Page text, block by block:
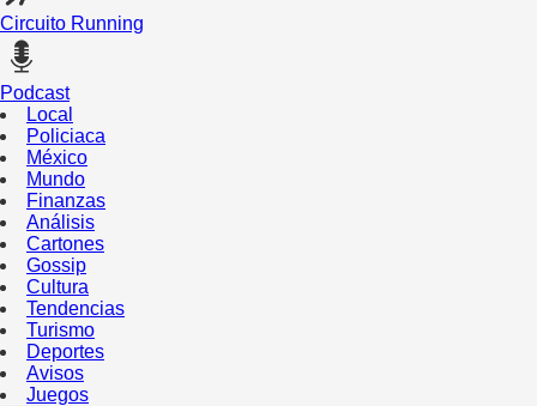
Circuito Running
Podcast
Local
Policiaca
México
Mundo
Finanzas
Análisis
Cartones
Gossip
Cultura
Tendencias
Turismo
Deportes
Avisos
Juegos